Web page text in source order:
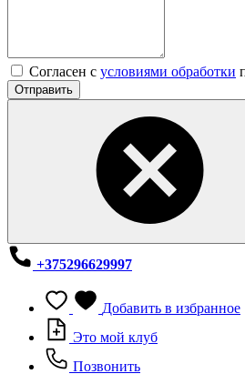
Согласен с условиями обработки
Отправить
+375296629997
Добавить в избранное
Это мой клуб
Позвонить